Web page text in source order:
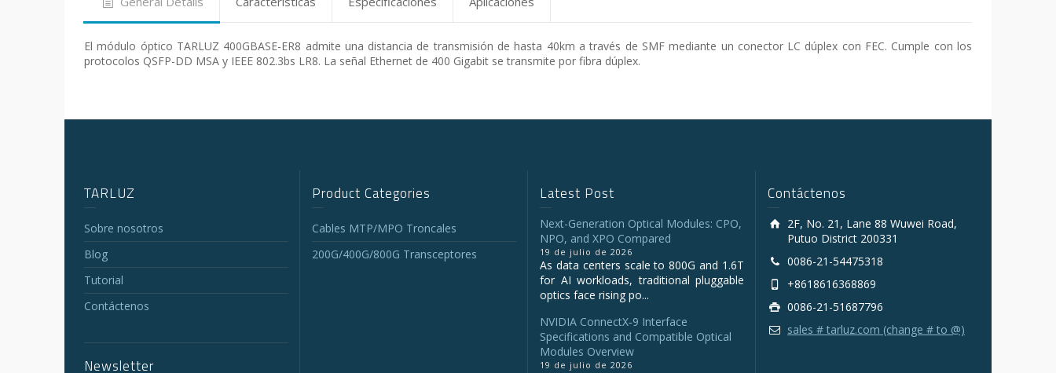
El módulo óptico TARLUZ 400GBASE-ER8 admite una distancia de transmisión de hasta 40km a través de SMF mediante un conector LC dúplex con FEC. Cumple con los
protocolos QSFP-DD MSA y IEEE 802.3bs LR8. La señal Ethernet de 400 Gigabit se transmite por fibra dúplex.
TARLUZ
Sobre nosotros
Blog
Tutorial
Contáctenos
Newsletter
Product Categories
Cables MTP/MPO Troncales
200G/400G/800G Transceptores
Latest Post
Next-Generation Optical Modules: CPO,
NPO, and XPO Compared
19 de julio de 2026
As data centers scale to 800G and 1.6T
for AI workloads, traditional pluggable
optics face rising po...
NVIDIA ConnectX‑9 Interface
Specifications and Compatible Optical
Modules Overview
19 de julio de 2026
Contáctenos
2F, No. 21, Lane 88 Wuwei Road,
Putuo District 200331
0086-21-54475318
+8618616368869
0086-21-51687796
sales # tarluz.com (change # to @)